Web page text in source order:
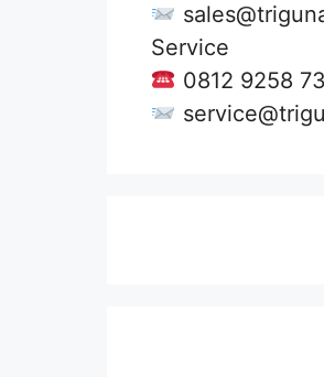
Service
0812 9258